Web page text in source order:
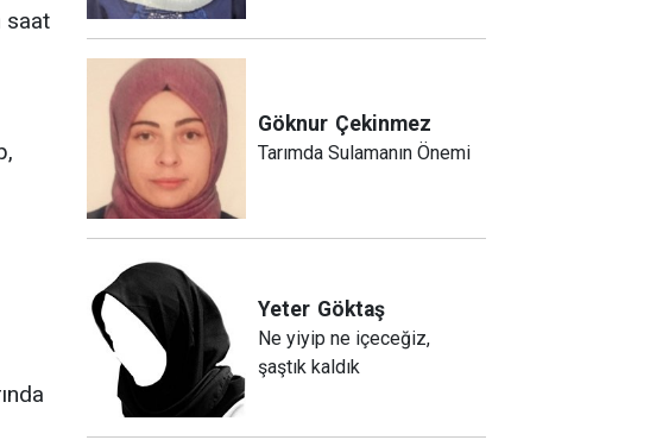
saat
Göknur Çekinmez
Tarımda Sulamanın Önemi
Yeter Göktaş
Ne yiyip ne içeceğiz,
şaştık kaldık